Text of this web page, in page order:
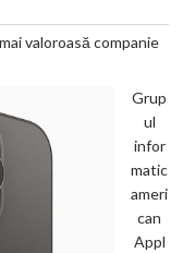
valoroasă companie
Grup
ul
infor
matic
ameri
can
Appl